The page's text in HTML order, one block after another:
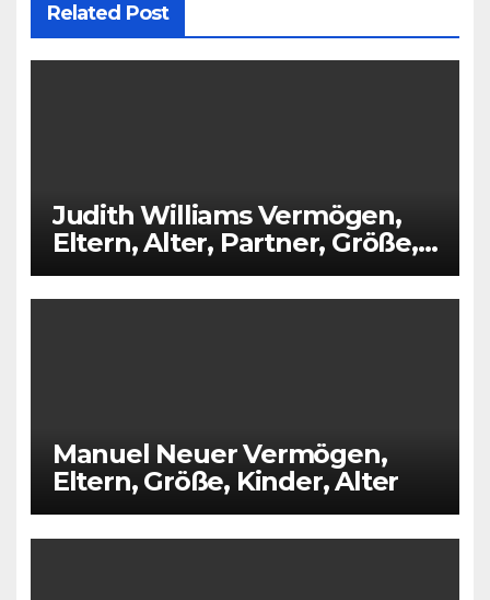
Related Post
Judith Williams Vermögen,
Eltern, Alter, Partner, Größe,
Kinder
Manuel Neuer Vermögen,
Eltern, Größe, Kinder, Alter